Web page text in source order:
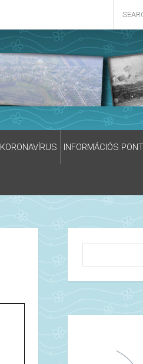
KORONAVÍRUS INFORMÁCIÓS PONT